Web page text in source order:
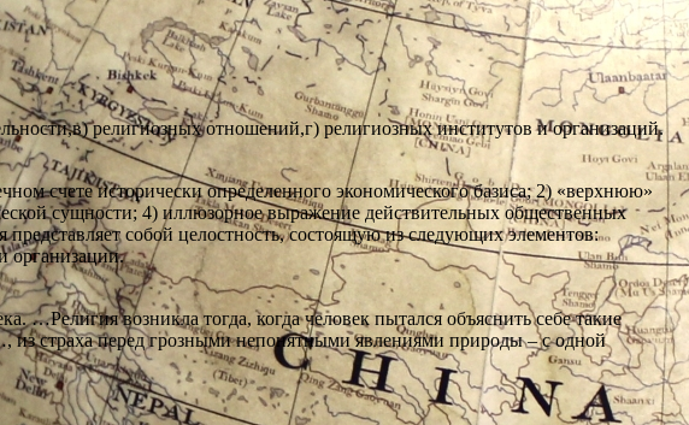
религиозных отношений,г) религиозных институтов и организаций.
счете исторически определенного экономического базиса; 2) «верхнюю»
сущности; 4) иллюзорное выражение действительных общественных
собой целостность, состоящую из следующих элементов:
организации.
…Религия возникла тогда, когда человек пытался объяснить себе такие
из страха перед грозными непонятными явлениями природы – с одной